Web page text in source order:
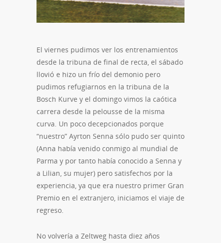
El viernes pudimos ver los entrenamientos
desde la tribuna de final de recta, el sábado
llovió e hizo un frío del demonio pero
pudimos refugiarnos en la tribuna de la
Bosch Kurve y el domingo vimos la caótica
carrera desde la pelousse de la misma
curva. Un poco decepcionados porque
“nuestro” Ayrton Senna sólo pudo ser quinto
(Anna había venido conmigo al mundial de
Parma y por tanto había conocido a Senna y
a Lilian, su mujer) pero satisfechos por la
experiencia, ya que era nuestro primer Gran
Premio en el extranjero, iniciamos el viaje de
regreso.
No volvería a Zeltweg hasta diez años